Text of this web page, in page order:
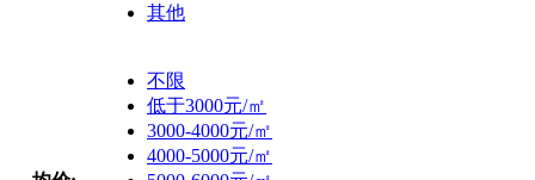
其他
不限
低于3000元/㎡
3000-4000元/㎡
4000-5000元/㎡